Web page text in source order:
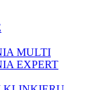
MULTI
EXPERT